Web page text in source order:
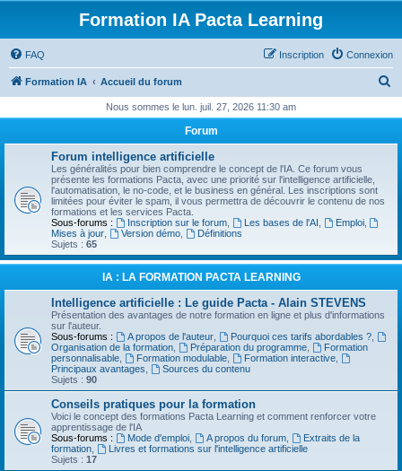
Formation IA Pacta Learning
FAQ Connexion
Inscription
Formation IA Accueil du forum
h
e
Nous sommes le lun. juil. 27, 2026 11:30 am
Forum
Forum intelligence artificielle
Les généralités pour bien comprendre le concept de l'IA. Ce forum vous
présente les formations Pacta, avec une priorité sur l'intelligence artificielle,
l'automatisation, le no-code, et le business en général. Les inscriptions sont
limitées pour éviter le spam, il vous permettra de découvrir le contenu de nos
formations et les services Pacta.
Sous-forums :
Inscription sur le forum, Les bases de l'AI Emploi,
Mises à jour
Version démo,
Définitions
Sujets : 65
IA : LA FORMATION PACTA LEARNING
Intelligence artificielle : Le guide Pacta - Alain STEVENS
Présentation des avantages de notre formation en ligne et plus d'informations
sur l'auteur.
Sous-forums :
A propos de l'auteur, Pourquoi ces tarifs abordables ?,
Organisation de la formation
Préparation du programme,
Formation
personnalisable
Formation modulable, Formation interactive,
Principaux avantages
Sources du contenu
Sujets : 90
Conseils pratiques pour la formation
Voici le concept des formations Pacta Learning et comment renforcer votre
apprentissage de l'IA
Sous-forums :
Mode d'emploi, A propos du forum,
Extraits de la
formation
Livres et formations sur l'intelligence artificielle
Sujets : 17